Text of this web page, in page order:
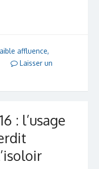
affluence,
Laisser un
: l’usage